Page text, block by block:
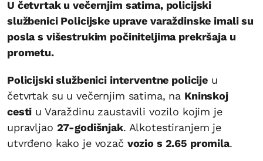
U četvrtak u večernjim satima, policijski
službenici Policijske uprave varaždinske imali su
posla s višestrukim počiniteljima prekršaja u
prometu.
Policijski službenici interventne policijeu
četvrtak su u večernjim satima, na Kninskoj
cesti u Varaždinu zaustavili vozilo kojim je
upravljao 27-godišnjak. Alkotestiranjem je
utvrđeno kako je vozač vozio s 2.65 promila.